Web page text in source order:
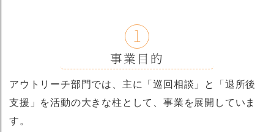
1
事業目的
アウトリーチ部門では、主に「巡回相談」と「退所後
支援」を活動の大きな柱として、事業を展開していま
す。